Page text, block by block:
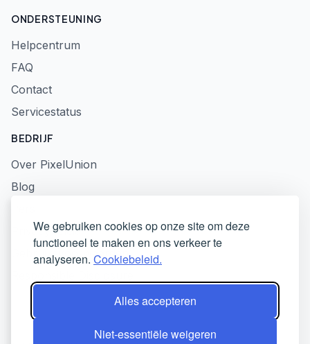
We gebruiken cookies op onze site om deze
functioneel te maken en ons verkeer te
analyseren. Cookiebeleid.
Alles accepteren
Niet-essentiële weigeren
ONDERSTEUNING
Helpcentrum
FAQ
Contact
Servicestatus
BEDRIJF
Over PixelUnion
Blog
Privacybeleid
Gebruiksvoorwaarden